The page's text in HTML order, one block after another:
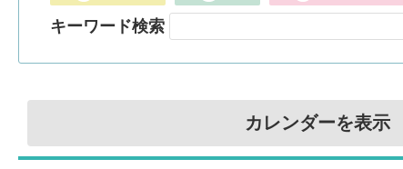
キーワード検索
カレンダーを表示